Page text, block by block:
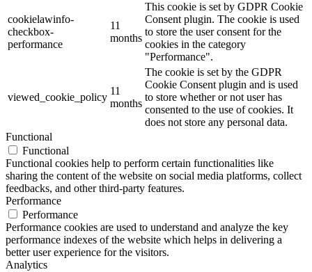
cookielawinfo-
checkbox-
performance
11
months
This cookie is set by GDPR Cookie
Consent plugin. The cookie is used
to store the user consent for the
cookies in the category
"Performance".
viewed_cookie_policy
11
months
The cookie is set by the GDPR
Cookie Consent plugin and is used
to store whether or not user has
consented to the use of cookies. It
does not store any personal data.
Functional
Functional
Functional cookies help to perform certain functionalities like
sharing the content of the website on social media platforms, collect
feedbacks, and other third-party features.
Performance
Performance
Performance cookies are used to understand and analyze the key
performance indexes of the website which helps in delivering a
better user experience for the visitors.
Analytics